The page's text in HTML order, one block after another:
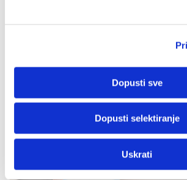
Dopusti sve
Dopusti selektiranje
Uskrati